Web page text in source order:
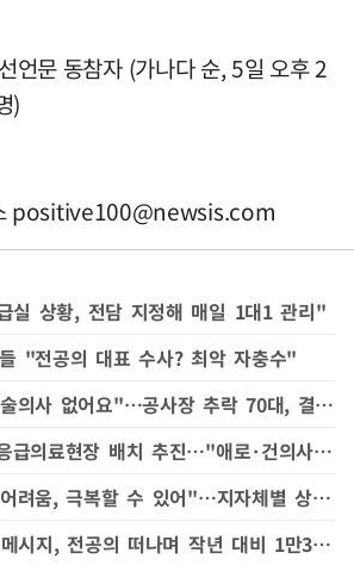
언문 동참자 (가나다 순, 5일 오후 2
)
positive100@newsis.com
실 상황, 전담 지정해 매일 1대1 관리"
"전공의 대표 수사? 최악 자충수"
응급실 갔지만 "수술의사 없어요"…공사장 추락 70대, 결국 숨져
대통령실, 비서관 응급의료현장 배치 추진…"애로·건의사항 정책 반영"(종합)
박민수 "의료현장 어려움, 극복할 수 있어"…지자체별 상황반 설치
응급실 '진료제한' 메시지, 전공의 떠나며 작년 대비 1만3천건 폭증